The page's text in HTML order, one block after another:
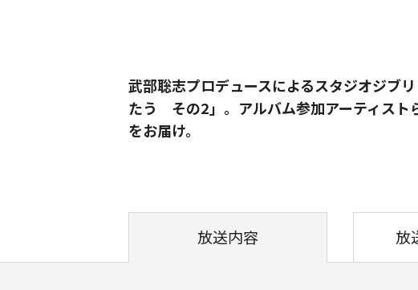
武部聡志プロデュースによるスタジオジブ
たう その2」。アルバム参加アーティスト
をお届け。
放送内容 放